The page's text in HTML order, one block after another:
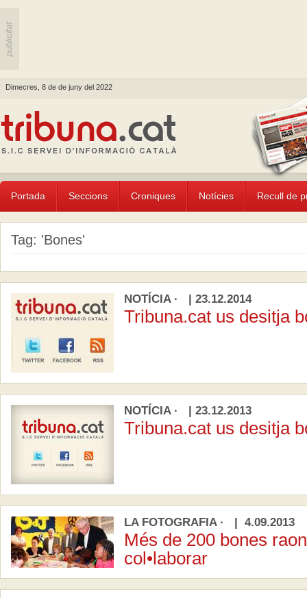
Dimecres, 8 de de juny del 2022
Portada Seccions Croniques Notícies Recull de
Tag: 'Bones'
NOTÍCIA · | 23.12.2014
Tribuna.cat us desitja
NOTÍCIA · | 23.12.2013
Tribuna.cat us desitja
LA FOTOGRAFIA · | 4.09.2013
Més de 200 bones
col•laborar